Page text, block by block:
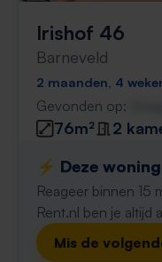
Irishof 46
Barneveld
2 maanden, 4
Gevonden op:
76m²
2
⚡️ Deze
Reageer binnen 15
Rent.nl ben je altijd
Mis de